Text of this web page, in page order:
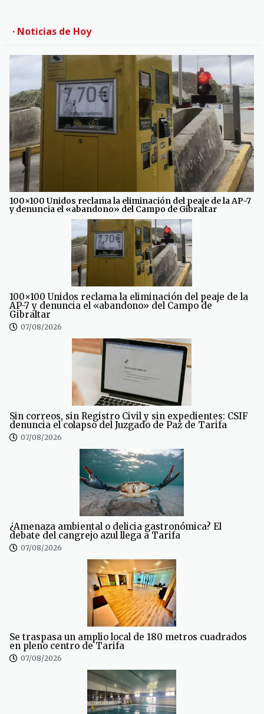
· Noticias de Hoy
100×100 Unidos reclama la eliminación del peaje de la AP-7
y denuncia el «abandono» del Campo de Gibraltar
100×100 Unidos reclama la eliminación del peaje de la
AP-7 y denuncia el «abandono» del Campo de
Gibraltar
07/08/2026
Sin correos, sin Registro Civil y sin expedientes: CSIF
denuncia el colapso del Juzgado de Paz de Tarifa
07/08/2026
¿Amenaza ambiental o delicia gastronómica? El
debate del cangrejo azul llega a Tarifa
07/08/2026
Se traspasa un amplio local de 180 metros cuadrados
en pleno centro de Tarifa
07/08/2026